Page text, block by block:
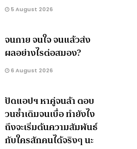
5 August 2026
จนกาย จนใจ จนแล้วส่ง
ผลอย่างไรต่อสมอง?
6 August 2026
ปัดแอปฯ หาคู่จนล้า ตอบ
วนซ้ำเดิมจนเบื่อ ทำยังไง
ถึงจะเริ่มต้นความสัมพันธ์
กับใครสักคนได้จริงๆ นะ